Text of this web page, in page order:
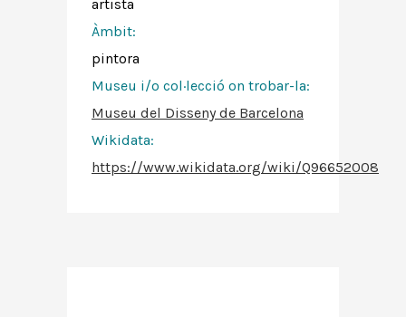
artista
Àmbit:
pintora
Museu i/o col·lecció on trobar-la:
Museu del Disseny de Barcelona
Wikidata:
https://www.wikidata.org/wiki/Q96652008